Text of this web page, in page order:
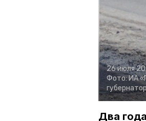
26 июля
Фото:ИА
Два